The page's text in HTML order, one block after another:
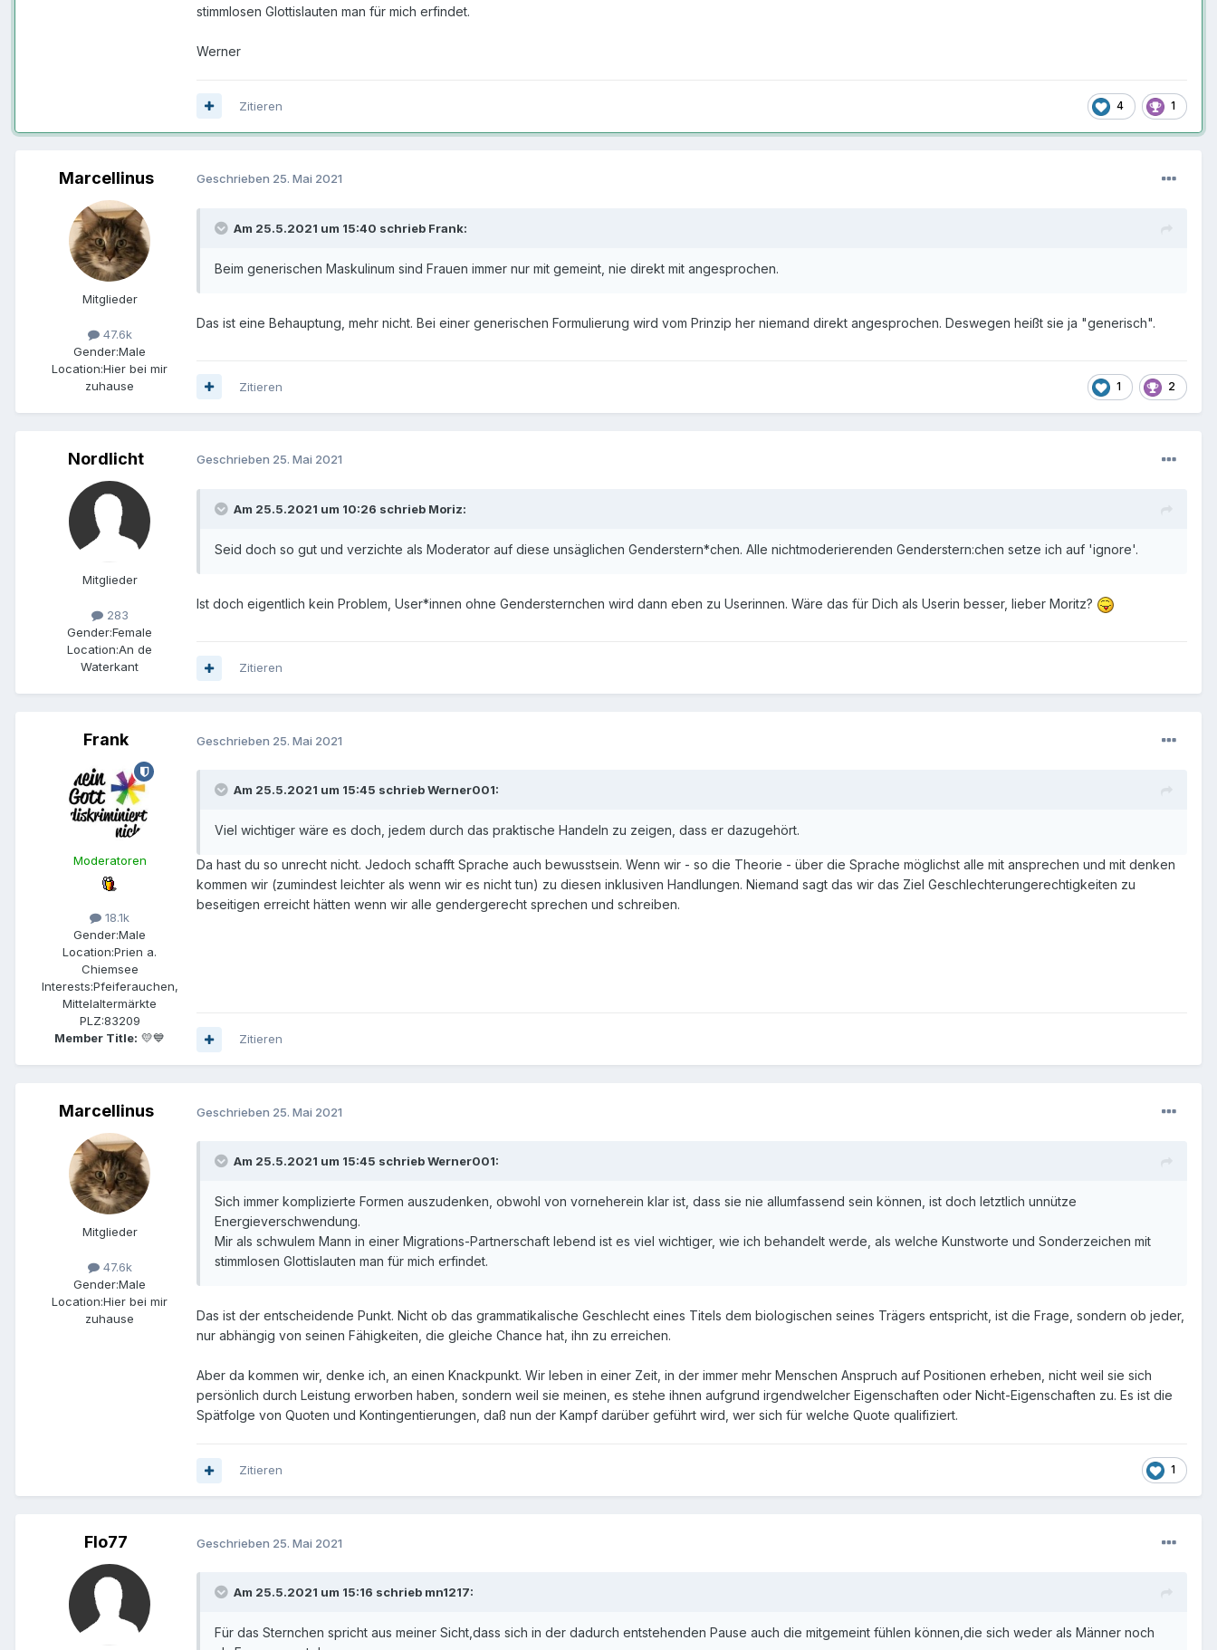
stimmlosen Glottislauten man für mich erfindet.
Werner
4 1
Zitieren
Marcellinus
Mitglieder
47.6k
Gender:Male
Location:Hier bei mir
zuhause
Geschrieben 25. Mai 2021
Am 25.5.2021 um 15:40 schrieb Frank:
Beim generischen Maskulinum sind Frauen immer nur mit gemeint, nie direkt mit angesprochen.
Das ist eine Behauptung, mehr nicht. Bei einer generischen Formulierung wird vom Prinzip her niemand direkt angesprochen. Deswegen heißt sie ja "generisch".
1 2
Zitieren
Nordlicht
Mitglieder
283
Gender:Female
Location:An de
Waterkant
Geschrieben 25. Mai 2021
Am 25.5.2021 um 10:26 schrieb Moriz:
Seid doch so gut und verzichte als Moderator auf diese unsäglichen Genderstern*chen. Alle nichtmoderierenden Genderstern:chen setze ich auf 'ignore'.
Ist doch eigentlich kein Problem, User*innen ohne Gendersternchen wird dann eben zu Userinnen. Wäre das für Dich als Userin besser, lieber Moritz?
Zitieren
Frank
Moderatoren
18.1k
Gender:Male
Location:Prien a.
Chiemsee
Interests:Pfeiferauchen,
Mittelaltermärkte
PLZ:83209
Member Title: 💛💙
Geschrieben 25. Mai 2021
Am 25.5.2021 um 15:45 schrieb Werner001:
Viel wichtiger wäre es doch, jedem durch das praktische Handeln zu zeigen, dass er dazugehört.
Da hast du so unrecht nicht. Jedoch schafft Sprache auch bewusstsein. Wenn wir - so die Theorie - über die Sprache möglichst alle mit ansprechen und mit denken
kommen wir (zumindest leichter als wenn wir es nicht tun) zu diesen inklusiven Handlungen. Niemand sagt das wir das Ziel Geschlechterungerechtigkeiten zu
beseitigen erreicht hätten wenn wir alle gendergerecht sprechen und schreiben.
Zitieren
Marcellinus
Mitglieder
47.6k
Gender:Male
Location:Hier bei mir
zuhause
Geschrieben 25. Mai 2021
Am 25.5.2021 um 15:45 schrieb Werner001:
Sich immer komplizierte Formen auszudenken, obwohl von vorneherein klar ist, dass sie nie allumfassend sein können, ist doch letztlich unnütze
Energieverschwendung.
Mir als schwulem Mann in einer Migrations-Partnerschaft lebend ist es viel wichtiger, wie ich behandelt werde, als welche Kunstworte und Sonderzeichen mit
stimmlosen Glottislauten man für mich erfindet.
Das ist der entscheidende Punkt. Nicht ob das grammatikalische Geschlecht eines Titels dem biologischen seines Trägers entspricht, ist die Frage, sondern ob jeder,
nur abhängig von seinen Fähigkeiten, die gleiche Chance hat, ihn zu erreichen.
Aber da kommen wir, denke ich, an einen Knackpunkt. Wir leben in einer Zeit, in der immer mehr Menschen Anspruch auf Positionen erheben, nicht weil sie sich
persönlich durch Leistung erworben haben, sondern weil sie meinen, es stehe ihnen aufgrund irgendwelcher Eigenschaften oder Nicht-Eigenschaften zu. Es ist die
Spätfolge von Quoten und Kontingentierungen, daß nun der Kampf darüber geführt wird, wer sich für welche Quote qualifiziert.
1
Zitieren
Flo77 Geschrieben 25. Mai 2021
Am 25.5.2021 um 15:16 schrieb mn1217:
Für das Sternchen spricht aus meiner Sicht,dass sich in der dadurch entstehenden Pause auch die mitgemeint fühlen können,die sich weder als Männer noch